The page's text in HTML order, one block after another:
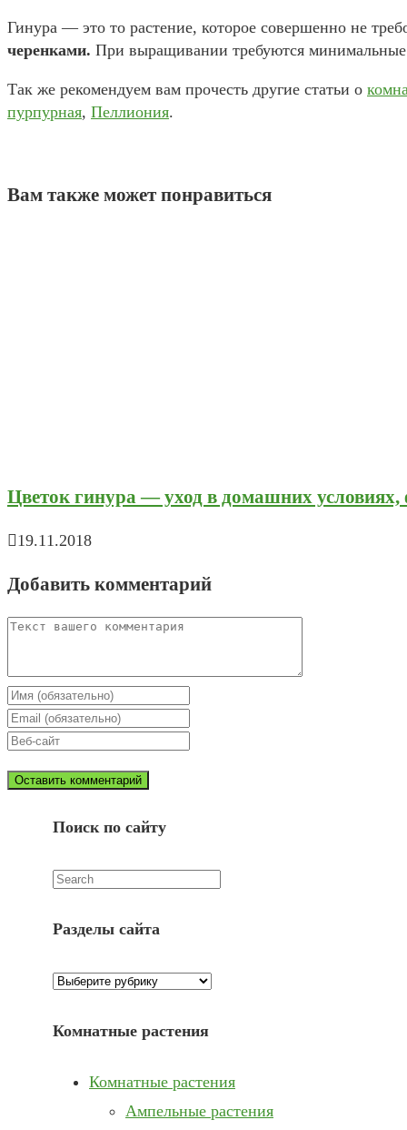
Гинура — это то растение, которое совершенно не
черенками. При выращивании требуются
Так же рекомендуем вам прочесть другие статьи о
пурпурная, Пеллиония.
Вам также может понравиться
Цветок гинура — уход в домашних условиях,
19.11.2018
Добавить комментарий
Comment
Enter
your
name
username
Enter
your
Enter
website
(optional)Поиск по сайту
Искать:
Разделы сайта
Разделы
Комнатные растения
Комнатные растения
Ампельные растения